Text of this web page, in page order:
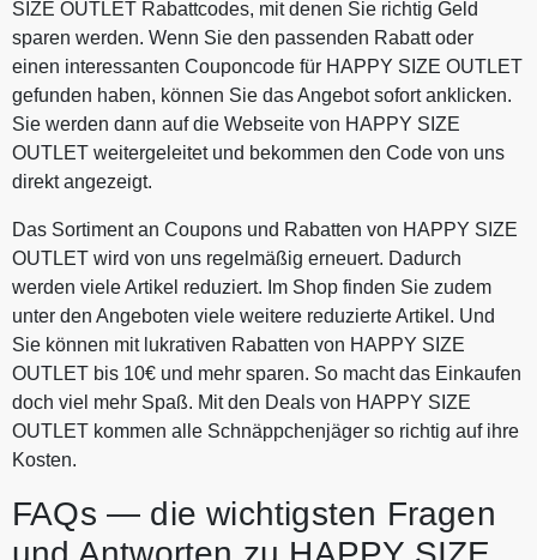
SIZE OUTLET Rabattcodes, mit denen Sie richtig Geld
sparen werden. Wenn Sie den passenden Rabatt oder
einen interessanten Couponcode für HAPPY SIZE OUTLET
gefunden haben, können Sie das Angebot sofort anklicken.
Sie werden dann auf die Webseite von HAPPY SIZE
OUTLET weitergeleitet und bekommen den Code von uns
direkt angezeigt.
Das Sortiment an Coupons und Rabatten von HAPPY SIZE
OUTLET wird von uns regelmäßig erneuert. Dadurch
werden viele Artikel reduziert. Im Shop finden Sie zudem
unter den Angeboten viele weitere reduzierte Artikel. Und
Sie können mit lukrativen Rabatten von HAPPY SIZE
OUTLET bis 10€ und mehr sparen. So macht das Einkaufen
doch viel mehr Spaß. Mit den Deals von HAPPY SIZE
OUTLET kommen alle Schnäppchenjäger so richtig auf ihre
Kosten.
FAQs — die wichtigsten Fragen